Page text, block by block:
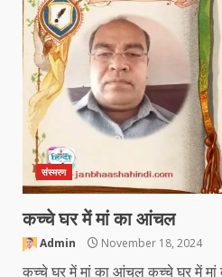
संस्मरण
कच्चे घर में मां का आंचल
Admin November 18, 2024
कच्चे घर में मां का आंचल कच्चे घर में